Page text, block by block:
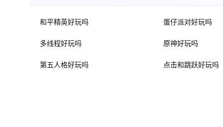
和平精英好玩吗 蛋仔派对好玩吗
多线程好玩吗 原神好玩吗
第五人格好玩吗 点击和跳跃好玩吗